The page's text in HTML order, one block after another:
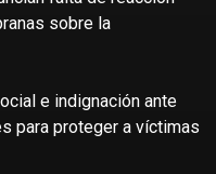
sobre la
e indignación ante
para proteger a víctimas